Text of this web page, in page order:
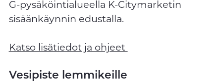
G-pysäköintialueella K-Citymarketin
sisäänkäynnin edustalla.
Katso lisätiedot ja ohjeet
Vesipiste lemmikeille